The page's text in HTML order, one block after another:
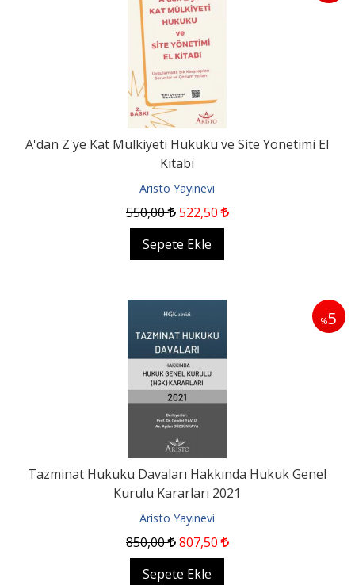
A'dan Z'ye Kat Mülkiyeti Hukuku ve Site Yönetimi El
Kitabı
Aristo Yayınevi
550,00 522,50
Sepete Ekle
%5
Tazminat Hukuku Davaları Hakkında Hukuk Genel
Kurulu Kararları 2021
Aristo Yayınevi
850,00 807,50
Sepete Ekle